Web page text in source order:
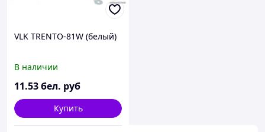
VLK TRENTO-81W (белый)
В наличии
11.53бел. руб
Купить